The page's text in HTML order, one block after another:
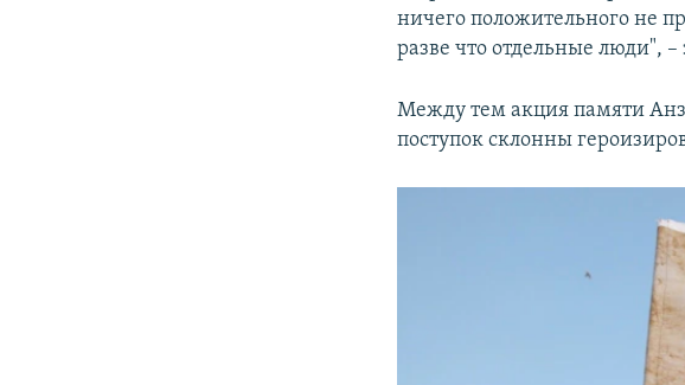
ничего положительного не
разве что отдельные люди",
Между тем акция памяти
поступок склонны